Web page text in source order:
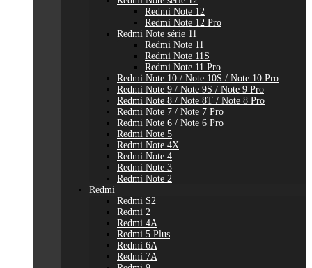
Redmi Note 12
Redmi Note 12 Pro
Redmi Note série 11
Redmi Note 11
Redmi Note 11S
Redmi Note 11 Pro
Redmi Note 10 / Note 10S / Note 10 Pro
Redmi Note 9 / Note 9S / Note 9 Pro
Redmi Note 8 / Note 8T / Note 8 Pro
Redmi Note 7 / Note 7 Pro
Redmi Note 6 / Note 6 Pro
Redmi Note 5
Redmi Note 4X
Redmi Note 4
Redmi Note 3
Redmi Note 2
Redmi
Redmi S2
Redmi 2
Redmi 4A
Redmi 5 Plus
Redmi 6A
Redmi 7A